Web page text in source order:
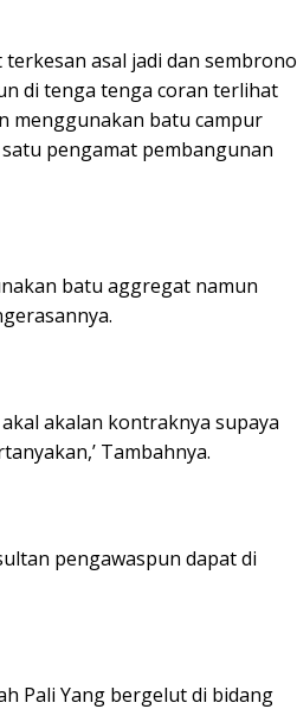
asal jadi dan sembrono
di tenga tenga coran terlihat
menggunakan batu campur
pengamat pembangunan
batu aggregat namun
akalan kontraknya supaya
Tambahnya.
pengawaspun dapat di
Pali Yang bergelut di bidang